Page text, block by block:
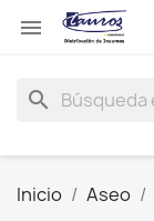

search
Inicio Aseo